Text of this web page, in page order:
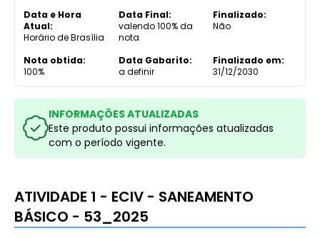
Data e Hora
Atual:
Horário de Brasília
Data Final:
valendo 100% da
nota
Finalizado:
Não
Nota obtida:
100%
Data Gabarito:
a definir
Finalizado em:
31/12/2030
INFORMAÇÕES ATUALIZADAS
Este produto possui informações atualizadas
com o período vigente.
ATIVIDADE 1 - ECIV - SANEAMENTO
BÁSICO - 53_2025